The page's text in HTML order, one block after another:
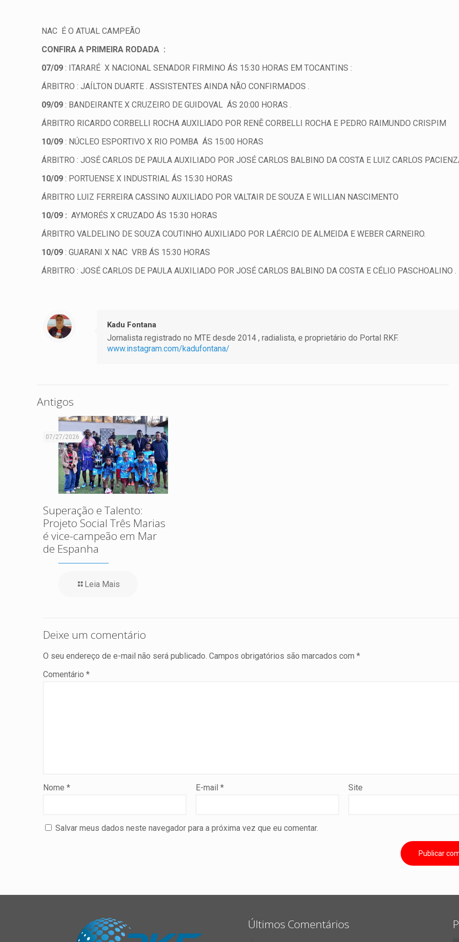
NAC É O ATUAL CAMPEÃO
CONFIRA A PRIMEIRA RODADA :
07/09 : ITARARÉ X NACIONAL SENADOR FIRMINO ÁS 15:30 HORAS EM TOCANTINS :
ÁRBITRO : JAÍLTON DUARTE . ASSISTENTES AINDA NÃO CONFIRMADOS .
09/09 : BANDEIRANTE X CRUZEIRO DE GUIDOVAL ÁS 20:00 HORAS .
ÁRBITRO RICARDO CORBELLI ROCHA AUXILIADO POR RENÊ CORBELLI ROCHA E PEDRO RAIMUNDO CRISPIM
10/09 : NÚCLEO ESPORTIVO X RIO POMBA ÁS 15:00 HORAS
ÁRBITRO : JOSÉ CARLOS DE PAULA AUXILIADO POR JOSÉ CARLOS BALBINO DA COSTA E LUIZ CARLOS
10/09 : PORTUENSE X INDUSTRIAL ÁS 15:30 HORAS
ÁRBITRO LUIZ FERREIRA CASSINO AUXILIADO POR VALTAIR DE SOUZA E WILLIAN NASCIMENTO
10/09 : AYMORÉS X CRUZADO ÁS 15:30 HORAS
ÁRBITRO VALDELINO DE SOUZA COUTINHO AUXILIADO POR LAÉRCIO DE ALMEIDA E WEBER CARNEIRO.
10/09 : GUARANI X NAC VRB ÁS 15:30 HORAS
ÁRBITRO : JOSÉ CARLOS DE PAULA AUXILIADO POR JOSÉ CARLOS BALBINO DA COSTA E CÉLIO PASCHOALINO .
Kadu Fontana
Jornalista registrado no MTE desde 2014 , radialista, e proprietário do Portal RKF.
www.instagram.com/kadufontana/
Antigos
07/27/2026
Superação e Talento:
Projeto Social Três Marias
é vice-campeão em Mar
de Espanha
Leia Mais
Deixe um comentário
O seu endereço de e-mail não será publicado. Campos obrigatórios são marcados com *
Comentário *
Nome * E-mail* Site
Salvar meus dados neste navegador para a próxima vez que eu comentar.
Últimos Comentários